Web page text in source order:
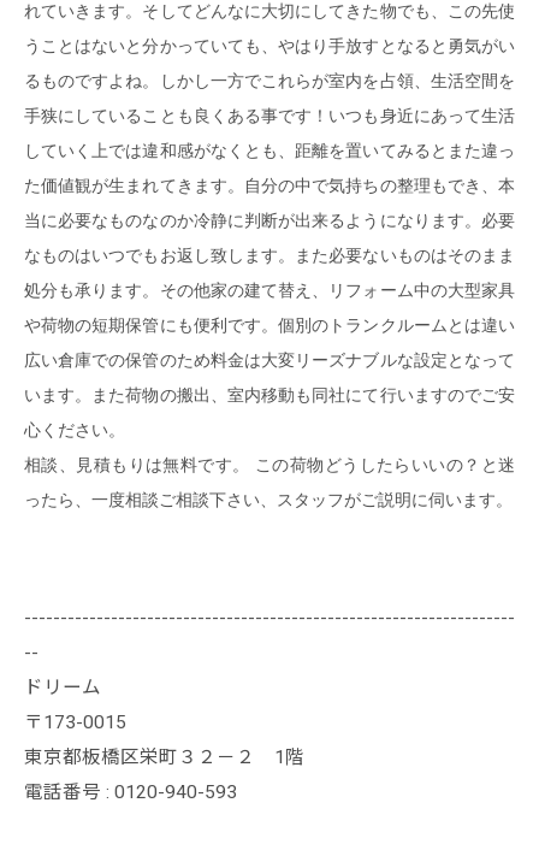
れていきます。そしてどんなに大切にしてきた物でも、この先使
うことはないと分かっていても、やはり手放すとなると勇気がい
るものですよね。しかし一方でこれらが室内を占領、生活空間を
手狭にしていることも良くある事です！いつも身近にあって生活
していく上では違和感がなくとも、距離を置いてみるとまた違っ
た価値観が生まれてきます。自分の中で気持ちの整理もでき、本
当に必要なものなのか冷静に判断が出来るようになります。必要
なものはいつでもお返し致します。また必要ないものはそのまま
処分も承ります。その他家の建て替え、リフォーム中の大型家具
や荷物の短期保管にも便利です。個別のトランクルームとは違い
広い倉庫での保管のため料金は大変リーズナブルな設定となって
います。また荷物の搬出、室内移動も同社にて行いますのでご安
心ください。
相談、見積もりは無料です。 この荷物どうしたらいいの？と迷
ったら、一度相談ご相談下さい、スタッフがご説明に伺います。
--------------------------------------------------------------------
--
ドリーム
〒173-0015
東京都板橋区栄町３２－２ 1階
電話番号 : 0120-940-593